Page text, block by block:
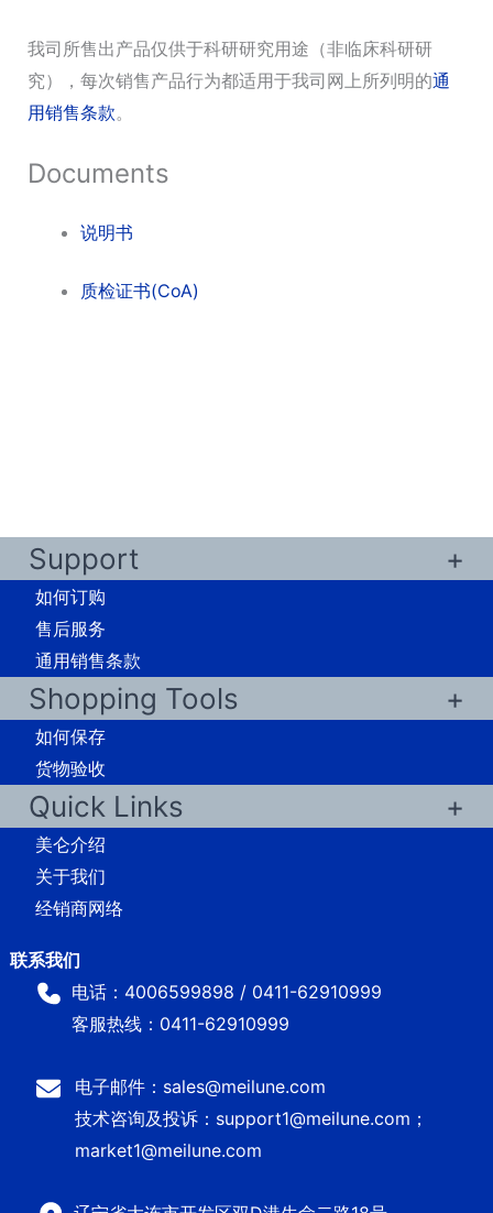
我司所售出产品仅供于科研研究用途（非临床科研研
究），每次销售产品行为都适用于我司网上所列明的通
用销售条款。
Documents
说明书
质检证书(CoA)
Support
如何订购
售后服务
通用销售条款
Shopping Tools
如何保存
货物验收
Quick Links
美仑介绍
关于我们
经销商网络
电话：4006599898 / 0411-62910999
客服热线：0411-62910999
电子邮件：sales@meilune.com
技术咨询及投诉：support1@meilune.com；
market1@meilune.com